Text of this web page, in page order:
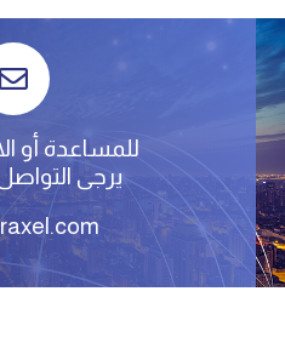
للمساعدة أو
يرجى